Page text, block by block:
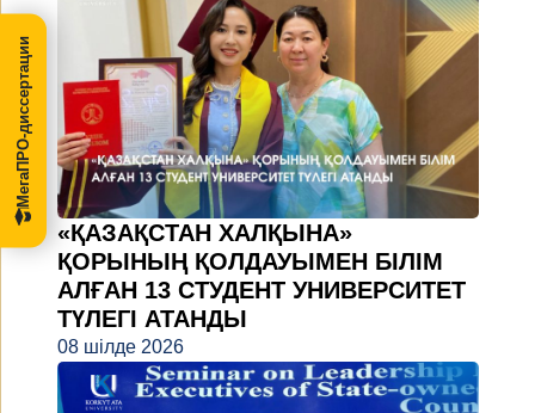
«ҚАЗАҚСТАН ХАЛҚЫНА»
ҚОРЫНЫҢ ҚОЛДАУЫМЕН БІЛІМ
АЛҒАН 13 СТУДЕНТ УНИВЕРСИТЕТ
ТҮЛЕГІ АТАНДЫ
08 шілде 2026
МегаПРО-диссертации